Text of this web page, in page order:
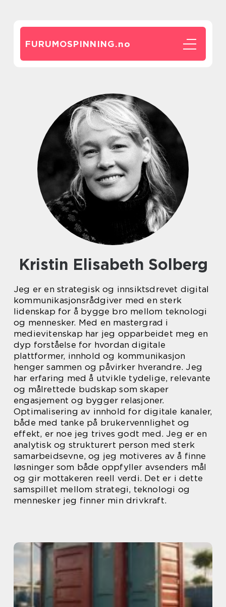
FURUMOSPINNING.no
Kristin Elisabeth Solberg
Jeg er en strategisk og innsiktsdrevet digital
kommunikasjonsrådgiver med en sterk
lidenskap for å bygge bro mellom teknologi
og mennesker. Med en mastergrad i
medievitenskap har jeg opparbeidet meg en
dyp forståelse for hvordan digitale
plattformer, innhold og kommunikasjon
henger sammen og påvirker hverandre. Jeg
har erfaring med å utvikle tydelige, relevante
og målrettede budskap som skaper
engasjement og bygger relasjoner.
Optimalisering av innhold for digitale kanaler,
både med tanke på brukervennlighet og
effekt, er noe jeg trives godt med. Jeg er en
analytisk og strukturert person med sterk
samarbeidsevne, og jeg motiveres av å finne
løsninger som både oppfyller avsenders mål
og gir mottakeren reell verdi. Det er i dette
samspillet mellom strategi, teknologi og
mennesker jeg finner min drivkraft.